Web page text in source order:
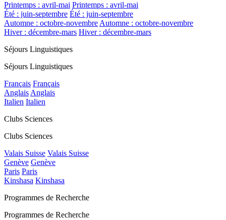
Printemps : avril-mai Printemps : avril-mai
Été : juin-septembre Été : juin-septembre
Automne : octobre-novembreAutomne : octobre-novembre
Hiver : décembre-mars Hiver : décembre-mars
Séjours Linguistiques
Séjours Linguistiques
Français Français
AnglaisAnglais
Italien Italien
Clubs Sciences
Clubs Sciences
Valais Suisse Valais Suisse
Genève Genève
Paris Paris
Kinshasa Kinshasa
Programmes de Recherche
Programmes de Recherche